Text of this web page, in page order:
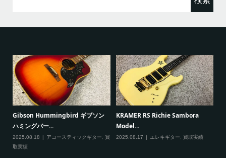
RS Richie Sambora
エレキギター , 買取実績
Paul Reed Smith(PRS) SE
2025.08.09 エレキギター , 買取実績
VOX mini5
2025.08.09